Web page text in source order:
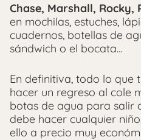
Chase, Marshall, Rocky,
en mochilas, estuches,
cuadernos, botellas de
sándwich o el bocata…
En definitiva, todo lo que
hacer un regreso al cole
botas de agua para salir
debe hacer cualquier
ello a precio muy